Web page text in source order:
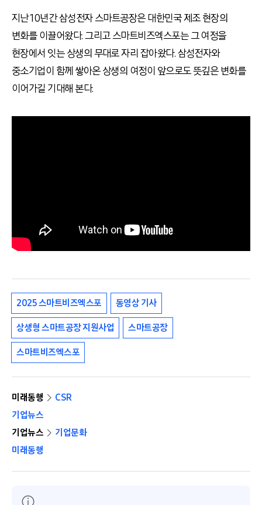
지난 10년간 삼성전자 스마트공장은 대한민국 제조 현장의
변화를 이끌어왔다. 그리고 스마트비즈엑스포는 그 여정을
현장에서 잇는 상생의 무대로 자리 잡아왔다. 삼성전자와
중소기업이 함께 쌓아온 상생의 여정이 앞으로도 뜻깊은 변화를
이어가길 기대해 본다.
2025 스마트비즈엑스포 동영상 기사
상생형 스마트공장 지원사업 스마트공장
스마트비즈엑스포
미래동행
CSR
기업뉴스
기업뉴스
기업문화
미래동행